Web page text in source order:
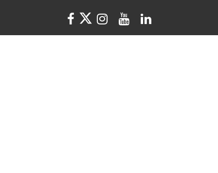
Facebook
TwitterInstagram
YoutubeLinkedin